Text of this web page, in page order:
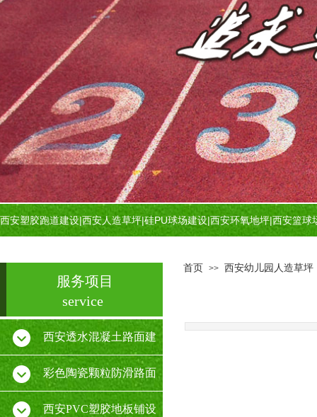
西安塑胶跑道建设|西安人造草坪|硅PU球场建设|西安环氧地坪|西安篮球
服务项目
service
首页 >> 西安幼儿园人造草坪
西安透水混凝土路面建
设 彩色陶瓷颗粒防滑路面
施工 西安PVC塑胶地板铺设